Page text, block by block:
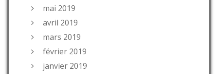
mai 2019
avril 2019
mars 2019
février 2019
janvier 2019